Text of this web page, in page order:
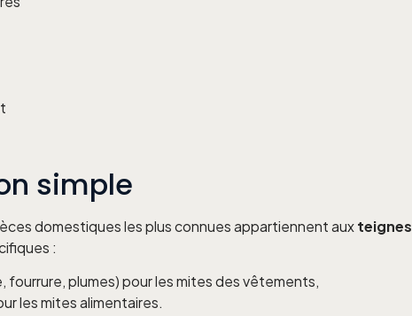
simple
domestiques les plus connues appartiennent auxteignes
:
fourrure, plumes) pour les mites des vêtements,
les mites alimentaires.